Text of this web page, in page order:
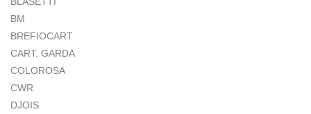
BM
BREFIOCART
CART. GARDA
COLOROSA
CWR
DJOIS